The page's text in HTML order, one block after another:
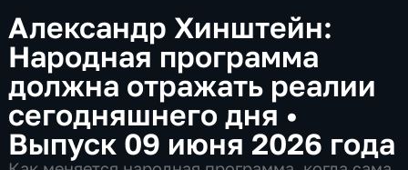
Александр Хинштейн:
Народная программа
должна отражать реалии
сегодняшнего дня •
Выпуск 09 июня 2026 года